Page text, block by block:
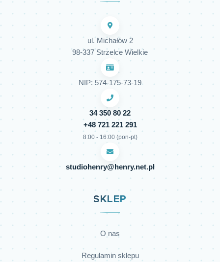
ul. Michałów 2
98-337 Strzelce Wielkie
NIP: 574-175-73-19
34 350 80 22
+48 721 221 291
8:00 - 16:00 (pon-pt)
studiohenry@henry.net.pl
SKLEP
O nas
Regulamin sklepu